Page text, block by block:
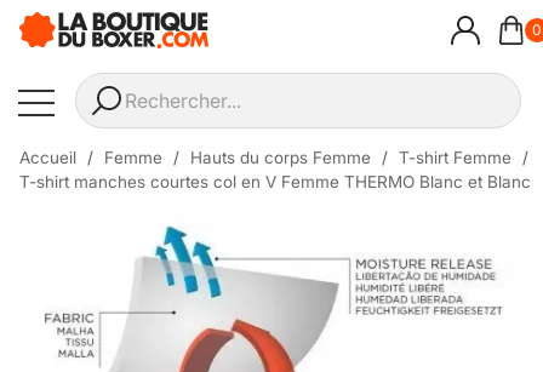
0
Accueil Femme Hauts du corps Femme
T-shirt Femme
T-shirt manches courtes col en V Femme THERMO Blanc et Blanc